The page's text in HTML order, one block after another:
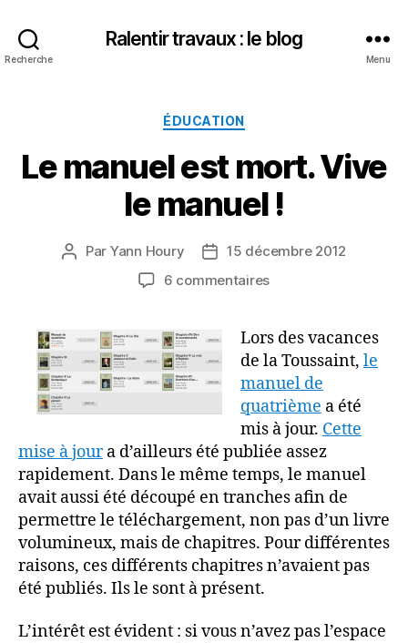
Recherche
Ralentir travaux : le blog
Menu
Catégories
ÉDUCATION
Le manuel est mort. Vive
le manuel !
Auteur
Par Yann Houry
Date15 décembre 2012
6 commentairessur
est
mort.
Vive
le
manuel
Lors des vacances
de la Toussaint, le
manuel de
quatrième a été
mis à jour. Cette
mise à joura d’ailleurs été publiée assez
rapidement. Dans le même temps, le manuel
avait aussi été découpé en tranches afin de
permettre le téléchargement, non pas d’un livre
volumineux, mais de chapitres. Pour différentes
raisons, ces différents chapitres n’avaient pas
été publiés. Ils le sont à présent.
L’intérêt est évident : si vous n’avez pas l’espace